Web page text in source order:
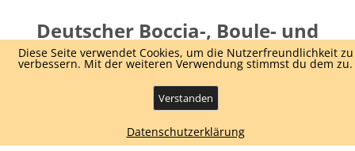
Deutscher Boccia-, Boule- und
Pétanque Verband e.V.
Dachverband Boule und Boccia
Menü Inhalt
springen
Diese Seite verwendet Cookies, um die Nutzerfreundlichkeit zu
verbessern. Mit der weiteren Verwendung stimmst du dem zu.
Verstanden
Datenschutzerklärung